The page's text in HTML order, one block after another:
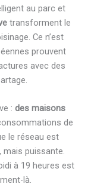
au parc et
transforment le
Ce n’est
prouvent
avec des
: des maisons
de
le réseau est
mais puissante.
à 19 heures est
là.